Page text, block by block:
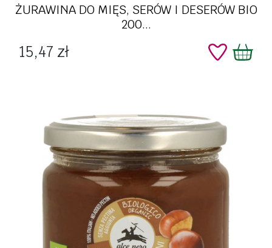
ŻURAWINA DO MIĘS, SERÓW I DESERÓW BIO
200...
Cena
15,47 zł